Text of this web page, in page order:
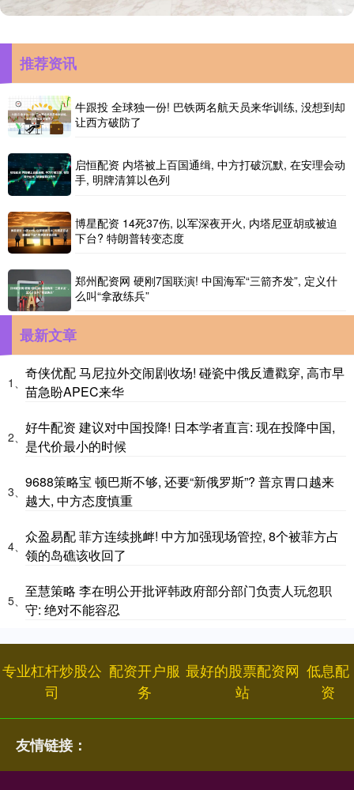
推荐资讯
牛跟投 全球独一份! 巴铁两名航天员来华训练, 没想到却
让西方破防了
启恒配资 内塔被上百国通缉, 中方打破沉默, 在安理会动
手, 明牌清算以色列
博星配资 14死37伤, 以军深夜开火, 内塔尼亚胡或被迫
下台? 特朗普转变态度
郑州配资网 硬刚7国联演! 中国海军“三箭齐发”, 定义什
么叫“拿敌练兵”
最新文章
1、
奇侠优配 马尼拉外交闹剧收场! 碰瓷中俄反遭戳穿, 高市早
苗急盼APEC来华
2、
好牛配资 建议对中国投降! 日本学者直言: 现在投降中国,
是代价最小的时候
3、
9688策略宝 顿巴斯不够, 还要“新俄罗斯”? 普京胃口越来
越大, 中方态度慎重
4、
众盈易配 菲方连续挑衅! 中方加强现场管控, 8个被菲方占
领的岛礁该收回了
5、
至慧策略 李在明公开批评韩政府部分部门负责人玩忽职
守: 绝对不能容忍
专业杠杆炒股公
司
配资开户服
务
最好的股票配资网
站
低息配
资
友情链接：